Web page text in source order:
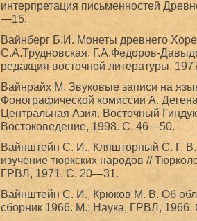
интерпретация письменностей
—15.
Вайнберг Б.И. Монеты древнего
С.А.Трудновская, Г.А.Федоров-
редакция восточной литературы.
Вайнрайх М. Звуковые записи на
Фонографической комиссии А.
Центральная Азия. Восточный
Востоковедение, 1998. С. 46—50.
Вайнштейн С. И., Кляшторный С. Г. В.
изучение тюркских народов //
ГРВЛ, 1971. С. 20—31.
Вайнштейн С. И., Крюков М. В. Об
сборник 1966. М.: Наука, ГРВЛ,